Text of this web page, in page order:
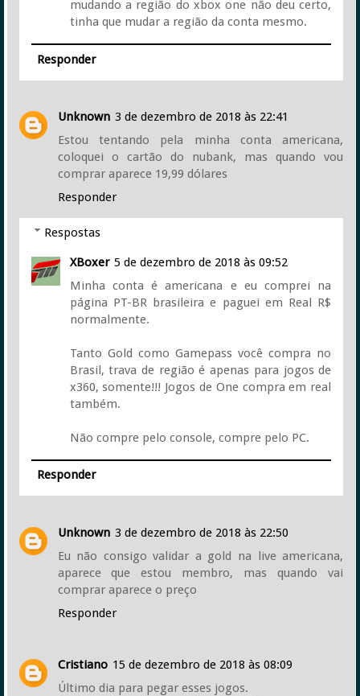
mudando a região do xbox one não deu certo,
tinha que mudar a região da conta mesmo.
Responder
Unknown 3 de dezembro de 2018 às 22:41
Estou tentando pela minha conta americana,
coloquei o cartão do nubank, mas quando vou
comprar aparece 19,99 dólares
Responder
Respostas
XBoxer 5 de dezembro de 2018 às 09:52
Minha conta é americana e eu comprei na
página PT-BR brasileira e paguei em Real R$
normalmente.
Tanto Gold como Gamepass você compra no
Brasil, trava de região é apenas para jogos de
x360, somente!!! Jogos de One compra em real
também.
Não compre pelo console, compre pelo PC.
Responder
Unknown 3 de dezembro de 2018 às 22:50
Eu não consigo validar a gold na live americana,
aparece que estou membro, mas quando vai
comprar aparece o preço
Responder
Cristiano 15 de dezembro de 2018 às 08:09
Último dia para pegar esses jogos.